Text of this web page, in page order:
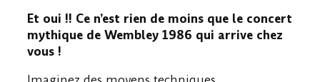
Et oui !! Ce n’est rien de moins que le concert
mythique de Wembley 1986 qui arrive chez
vous !